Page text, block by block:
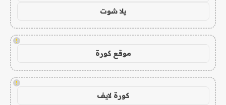
يلا شوت
!
موقع كورة
!
كورة لايف